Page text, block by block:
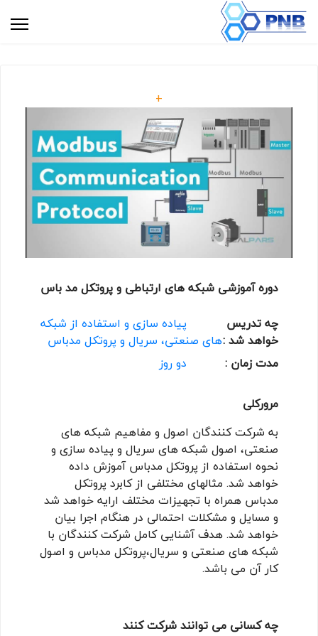
+
دوره آموزشی شبکه های ارتباطی و پروتکل مد باس
چه تدریس
خواهد شد :
پیاده سازی و استفاده از شبکه
های صنعتی، سریال و پروتکل مدباس
مدت زمان :
دو روز
مرورکلی
به شرکت کنندگان اصول و مفاهیم شبکه های
صنعتی، اصول شبکه های سریال و پیاده سازی و
نحوه استفاده از پروتکل مدباس آموزش داده
خواهد شد. مثالهای مختلفی از کابرد پروتکل
مدباس همراه با تجهیزات مختلف ارایه خواهد شد
و مسایل و مشکلات احتمالی در هنگام اجرا بیان
خواهد شد. هدف آشنایی کامل شرکت کنندگان با
شبکه های صنعتی و سریال،پروتکل مدباس و اصول
کار آن می باشد.
چه کسانی می توانند شرکت کنند